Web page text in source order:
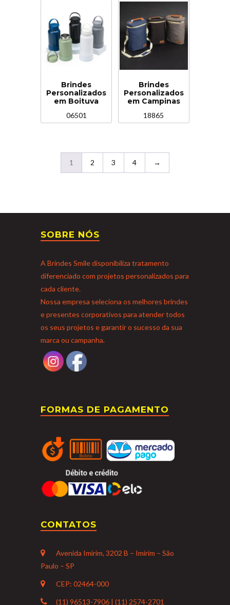
Brindes
Personalizados
em Boituva
06501
Brindes
Personalizados
em Campinas
18865
1 2 3 4 →
SOBRE NÓS
A Brindes Smile disponibiliza tratamento
diferenciado com projetos personalizados para
cada cliente.
Nossa empresa seleciona os melhores brindes
e presentes corporativos para atender todos
os seus projetos e garantir o sucesso da sua
marca ou campanha.
FORMAS DE PAGAMENTO
CONTATOS
Avenida Imirim, 3202 B – Imirim – São
Paulo – SP
CEP: 02464-000
(11) 96513-7906 | (11) 2574-2701